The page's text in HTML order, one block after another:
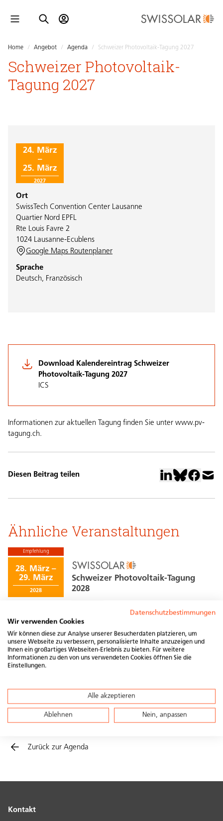
Home / Angebot / Agenda / Schweizer Photovoltaik-Tagung 2027
Schweizer Photovoltaik-
Tagung 2027
24. März
–
25. März
2027
Ort
SwissTech Convention Center Lausanne
Quartier Nord EPFL
Rte Louis Favre 2
1024 Lausanne-Ecublens
Google Maps Routenplaner
Sprache
Deutsch, Französisch
Download Kalendereintrag Schweizer
Photovoltaik-Tagung 2027
ICS
Informationen zur aktuellen Tagung finden Sie unter www.pv-
tagung.ch.
Diesen Beitrag teilen
Ähnliche Veranstaltungen
Empfehlung
28. März –
29. März
2028
Schweizer Photovoltaik-Tagung
2028
Bern
Empfehlung
27. März
FR
Bern
Zurück zur Agenda
Kontakt
Datenschutzbestimmungen
Wir verwenden Cookies
Wir können diese zur Analyse unserer Besucherdaten platzieren, um
unsere Webseite zu verbessern, personalisierte Inhalte anzuzeigen und
Ihnen ein großartiges Webseiten-Erlebnis zu bieten. Für weitere
Informationen zu den von uns verwendeten Cookies öffnen Sie die
Einstellungen.
Alle akzeptieren
Ablehnen Nein, anpassen